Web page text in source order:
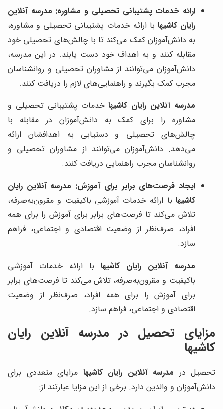
ارائه خدمات پشتیبانی تحصیلی و مشاوره: مدرسه آنلاین
رایان کاشیها با ارائه خدمات پشتیبانی تحصیلی و مشاوره،
به دانش‌آموزان کمک می‌کند تا با چالش‌های تحصیلی خود
مقابله کنند و به اهداف خود دست یابند. در این مدرسه،
دانش‌آموزان می‌توانند از مشاوران تحصیلی و روانشناسان
مجرب کمک بگیرند و راهنمایی‌های لازم را دریافت کنند.
مدرسه آنلاین رایان کاشیهاخدمات پشتیبانی تحصیلی و
مشاوره را برای کمک به دانش‌آموزان در مقابله با
چالش‌های تحصیلی و دستیابی به اهدافشان ارائه
می‌دهد. دانش‌آموزان می‌توانند از مشاوران تحصیلی و
روانشناسان مجرب راهنمایی دریافت کنند.
ایجاد فرصت‌های برابر برای آموزش: مدرسه آنلاین رایان
کاشیها با ارائه خدمات آموزشی باکیفیت و مقرون‌به‌صرفه،
تلاش می‌کند تا فرصت‌های برابر برای آموزش را برای همه
افراد، صرف‌نظر از وضعیت اقتصادی و اجتماعی، فراهم
سازد.
مدرسه آنلاین رایان کاشیها با ارائه خدمات آموزشی
باکیفیت و مقرون‌به‌صرفه، تلاش می‌کند تا فرصت‌های برابر
برای آموزش را برای همه افراد، صرف‌نظر از وضعیت
اقتصادی و اجتماعی، فراهم سازد.
مزایای تحصیل در مدرسه آنلاین رایان
کاشیها
تحصیل در مدرسه آنلاین رایان کاشیها مزایای متعددی برای
دانش‌آموزان و والدین دارد. برخی از این مزایا عبارتند از: